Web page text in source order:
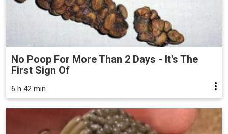
No Poop For More Than 2 Days - It's The
First Sign Of
6 h 42 min